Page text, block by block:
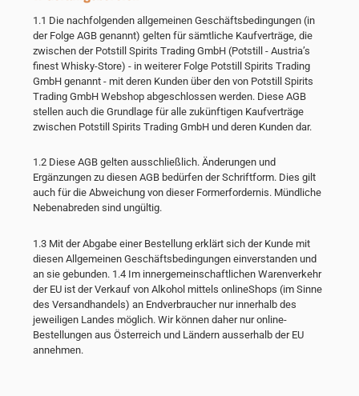
1.1 Die nachfolgenden allgemeinen Geschäftsbedingungen (in
der Folge AGB genannt) gelten für sämtliche Kaufverträge, die
zwischen der Potstill Spirits Trading GmbH (Potstill - Austria’s
finest Whisky-Store) - in weiterer Folge Potstill Spirits Trading
GmbH genannt - mit deren Kunden über den von Potstill Spirits
Trading GmbH Webshop abgeschlossen werden. Diese AGB
stellen auch die Grundlage für alle zukünftigen Kaufverträge
zwischen Potstill Spirits Trading GmbH und deren Kunden dar.
1.2 Diese AGB gelten ausschließlich. Änderungen und
Ergänzungen zu diesen AGB bedürfen der Schriftform. Dies gilt
auch für die Abweichung von dieser Formerfordernis. Mündliche
Nebenabreden sind ungültig.
1.3 Mit der Abgabe einer Bestellung erklärt sich der Kunde mit
diesen Allgemeinen Geschäftsbedingungen einverstanden und
an sie gebunden. 1.4 Im innergemeinschaftlichen Warenverkehr
der EU ist der Verkauf von Alkohol mittels onlineShops (im Sinne
des Versandhandels) an Endverbraucher nur innerhalb des
jeweiligen Landes möglich. Wir können daher nur online-
Bestellungen aus Österreich und Ländern ausserhalb der EU
annehmen.